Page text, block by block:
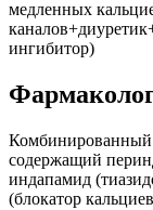
медленных
ингибитор)
Комбинированный
содержащий
индапамид
(блокатор